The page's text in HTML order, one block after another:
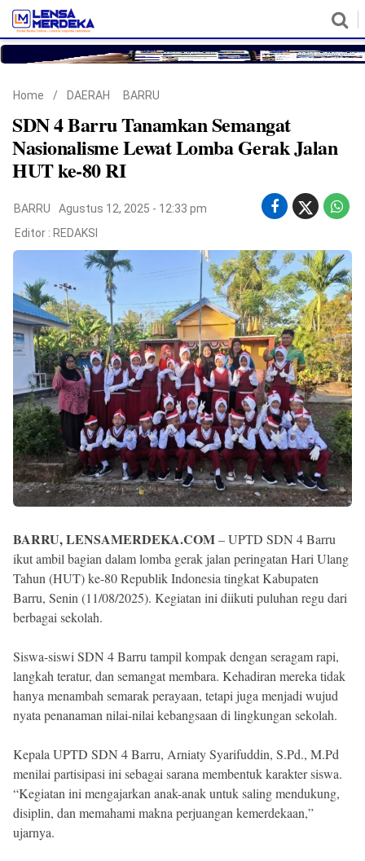
©
Copyright
2026
Lensa
Merdeka
Home / DAERAH BARRU
SDN 4 Barru Tanamkan Semangat
Nasionalisme Lewat Lomba Gerak Jalan
HUT ke-80 RI
BARRU
Agustus 12, 2025 - 12:33 pm
Editor : REDAKSI
BARRU, LENSAMERDEKA.COM– UPTD SDN 4 Barru
ikut ambil bagian dalam lomba gerak jalan peringatan Hari Ulang
Tahun (HUT) ke-80 Republik Indonesia tingkat Kabupaten
Barru, Senin (11/08/2025). Kegiatan ini diikuti puluhan regu dari
berbagai sekolah.
Siswa-siswi SDN 4 Barru tampil kompak dengan seragam rapi,
langkah teratur, dan semangat membara. Kehadiran mereka tidak
hanya menambah semarak perayaan, tetapi juga menjadi wujud
nyata penanaman nilai-nilai kebangsaan di lingkungan sekolah.
Kepala UPTD SDN 4 Barru, Arniaty Syarifuddin, S.Pd., M.Pd
menilai partisipasi ini sebagai sarana membentuk karakter siswa.
“Kegiatan ini mengajarkan anak-anak untuk saling mendukung,
disiplin, dan memahami makna perjuangan kemerdekaan,”
ujarnya.